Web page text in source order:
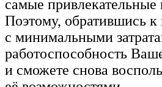
самые
Поэтому, обратившись
с минимальными
работоспособность
и сможете снова